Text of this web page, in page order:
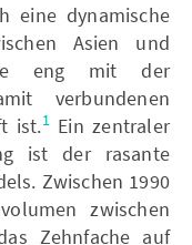
eine dynamische
Asien und
eng mit der
verbundenen
ist.1Ein zentraler
ist der rasante
Zwischen 1990
zwischen
Zehnfache auf